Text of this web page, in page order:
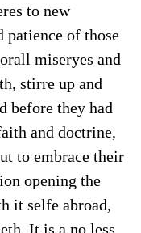
to new
patience of those
miseryes and
stirre up and
before they had
and doctrine,
to embrace their
opening the
it selfe abroad,
It is a no less